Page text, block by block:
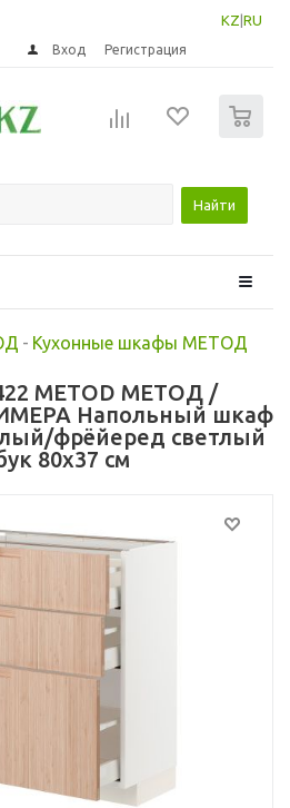
KZ RU
Вход Регистрация
Найти
- Кухонные шкафы МЕТОД
METOD МЕТОД /
Напольный шкаф
фрёйеред светлый
80x37 см